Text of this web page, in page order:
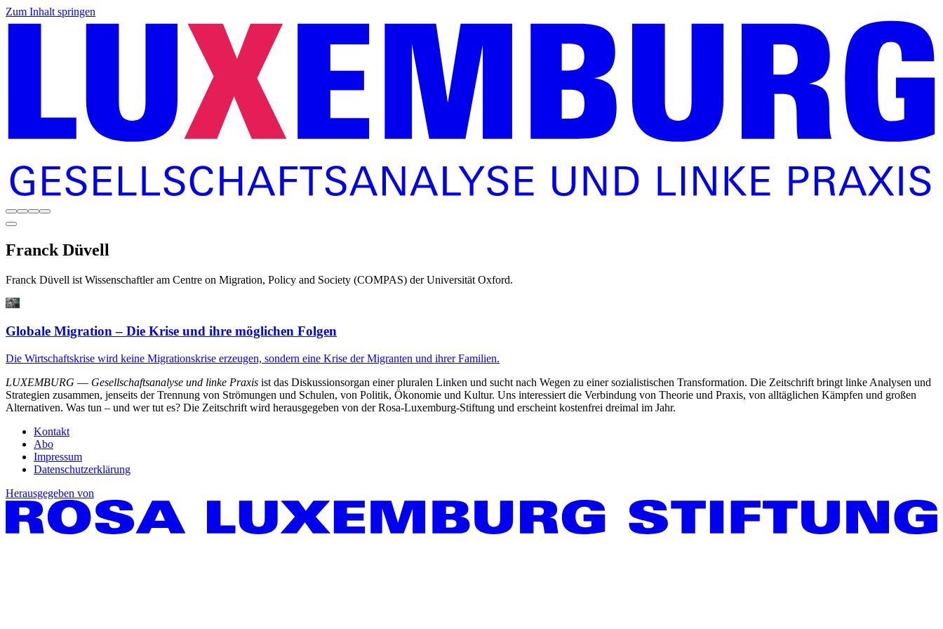
Zum Inhalt springen
Franck Düvell
Franck Düvell ist Wissenschaftler am Centre on Migration, Policy and Society (COMPAS) der Universität Oxford.
Globale Migration – Die Krise und ihre möglichen Folgen
Die Wirtschaftskrise wird keine Migrationskrise erzeugen, sondern eine Krise der Migranten und ihrer Familien.
LUXEMBURG — Gesellschaftsanalyse und linke Praxis ist das Diskussionsorgan einer pluralen Linken und sucht nach Wegen zu einer sozialistischen Transformation. Die Zeitschrift bringt linke Analysen und
Strategien zusammen, jenseits der Trennung von Strömungen und Schulen, von Politik, Ökonomie und Kultur. Uns interessiert die Verbindung von Theorie und Praxis, von alltäglichen Kämpfen und großen
Alternativen. Was tun – und wer tut es? Die Zeitschrift wird herausgegeben von der Rosa-Luxemburg-Stiftung und erscheint kostenfrei dreimal im Jahr.
Kontakt
Abo
Impressum
Datenschutzerklärung
Herausgegeben von